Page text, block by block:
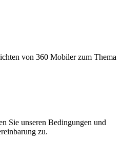
von 360 Mobiler zum Thema
Sie unseren Bedingungen und
zu.